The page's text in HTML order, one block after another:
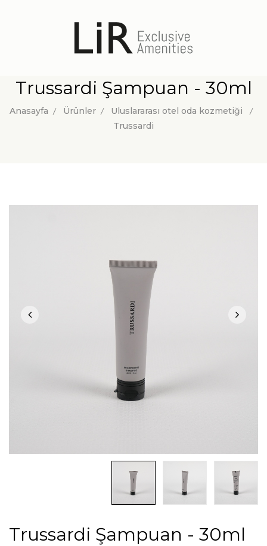
Trussardi Şampuan - 30ml
Anasayfa Ürünler
Uluslararası otel oda kozmetiği
Trussardi
Trussardi Şampuan - 30ml